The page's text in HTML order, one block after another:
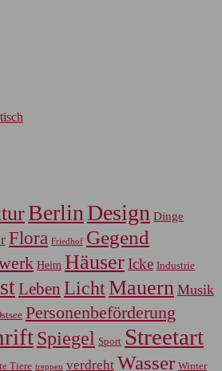
Berlin Design Dinge
Flora Friedhof Gegend
Heim HäuserIcke Industrie
Leben LichtMauern Musik
Personenbeförderung
Spiegel Sport Streetart
Tiere treppen verdreht Wasser Winter